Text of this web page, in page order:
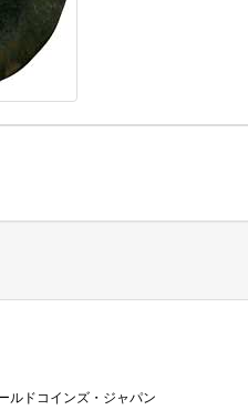
ルドコインズ・ジャパン